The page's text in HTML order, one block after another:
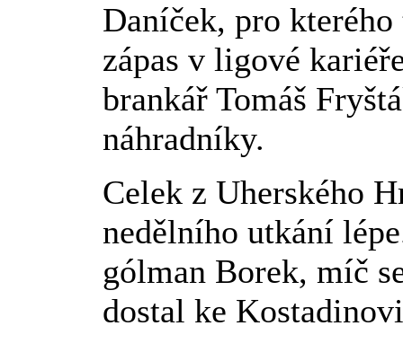
Daníček, pro
zápas v ligové
brankář Tomáš
náhradníky.
Celek z Uherského
nedělního utkání
gólman Borek, míč
dostal ke